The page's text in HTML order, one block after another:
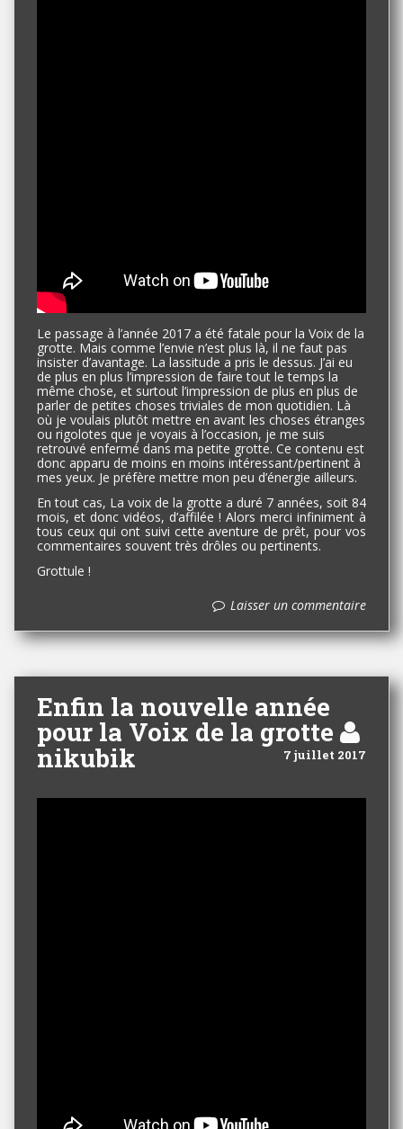
Le passage à l’année 2017 a été fatale pour la Voix de la
grotte. Mais comme l’envie n’est plus là, il ne faut pas
insister d’avantage. La lassitude a pris le dessus. J’ai eu
de plus en plus l’impression de faire tout le temps la
même chose, et surtout l’impression de plus en plus de
parler de petites choses triviales de mon quotidien. Là
où je voulais plutôt mettre en avant les choses étranges
ou rigolotes que je voyais à l’occasion, je me suis
retrouvé enfermé dans ma petite grotte. Ce contenu est
donc apparu de moins en moins intéressant/pertinent à
mes yeux. Je préfère mettre mon peu d’énergie ailleurs.
En tout cas, La voix de la grotte a duré 7 années, soit 84
mois, et donc vidéos, d’affilée ! Alors merci infiniment à
tous ceux qui ont suivi cette aventure de prêt, pour vos
commentaires souvent très drôles ou pertinents.
Grottule !
Laisser un commentaire
Enfin la nouvelle année
pour la Voix de la grotte
7 juillet 2017
nikubik